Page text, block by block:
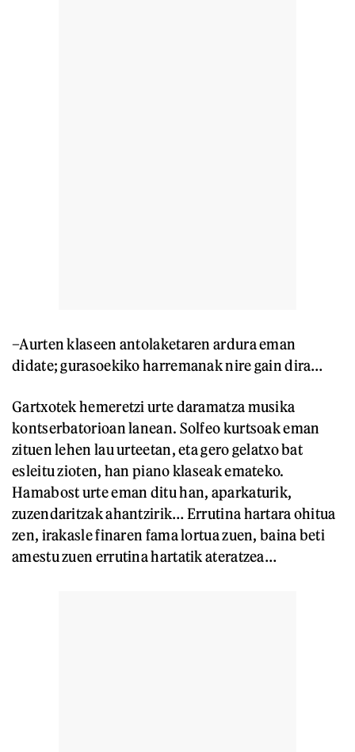
–Aurten klaseen antolaketaren ardura eman
didate; gurasoekiko harremanak nire gain dira…
Gartxotek hemeretzi urte daramatza musika
kontserbatorioan lanean. Solfeo kurtsoak eman
zituen lehen lau urteetan, eta gero gelatxo bat
esleitu zioten, han piano klaseak emateko.
Hamabost urte eman ditu han, aparkaturik,
zuzendaritzak ahantzirik… Errutina hartara ohitua
zen, irakasle finaren fama lortua zuen, baina beti
amestu zuen errutina hartatik ateratzea…